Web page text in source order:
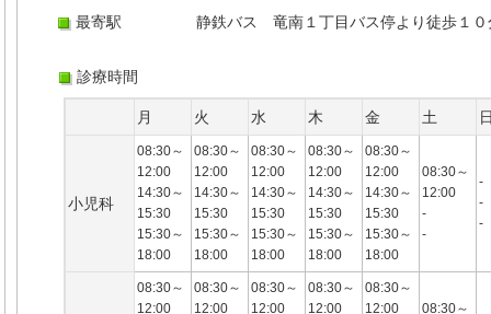
最寄駅 静鉄バス 竜南１丁目バス停より徒歩１０
診療時間
月 火 水 木 金 土
小児科
08:30～
12:00
14:30～
15:30
15:30～
18:00
08:30～
12:00
14:30～
15:30
15:30～
18:00
08:30～
12:00
14:30～
15:30
15:30～
18:00
08:30～
12:00
14:30～
15:30
15:30～
18:00
08:30～
12:00
14:30～
15:30
15:30～
18:00
08:30～
12:00
-
-
-
-
-
08:30～
12:00
08:30～
12:00
08:30～
12:00
08:30～
12:00
08:30～
12:00
08:30～